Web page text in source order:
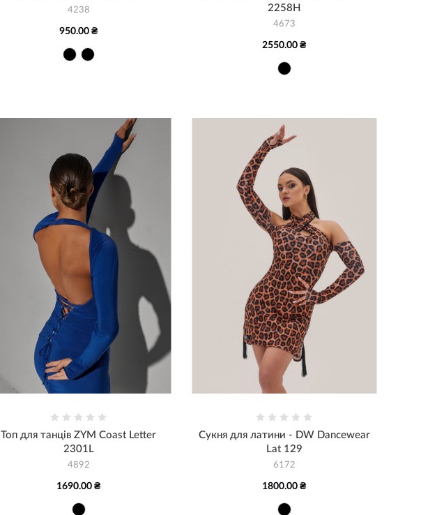
4238
950.00 ₴
2258H
4673
2550.00 ₴
Топ для танців ZYM Coast Letter
2301L
4892
1690.00 ₴
Сукня для латини - DW Dancewear
Lat 129
6172
1800.00 ₴